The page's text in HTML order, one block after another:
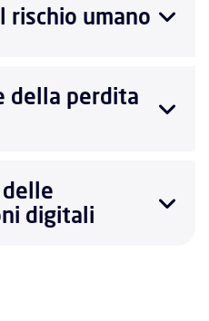
rischio umano
della perdita
delle
digitali